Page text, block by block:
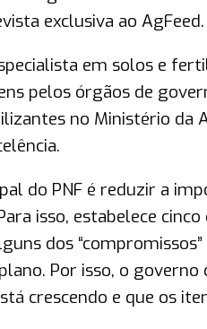
exclusiva ao AgFeed.
em solos e
pelos órgãos de
no Ministério da
do PNF é reduzir a
isso, estabelece
dos
Por isso, o
crescendo e que os